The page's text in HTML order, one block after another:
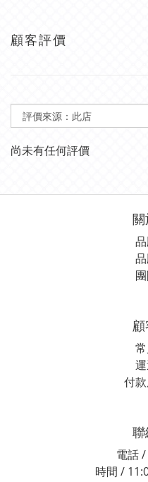
顧客評價
尚未有任何評價
關
付
聯
電話
時間 /